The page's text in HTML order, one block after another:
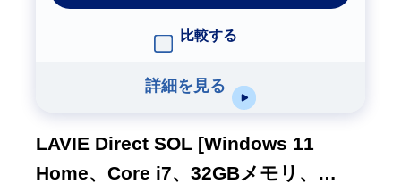
比較する
詳細を見る
LAVIE Direct SOL [Windows 11
Home、Core i7、32GBメモリ、